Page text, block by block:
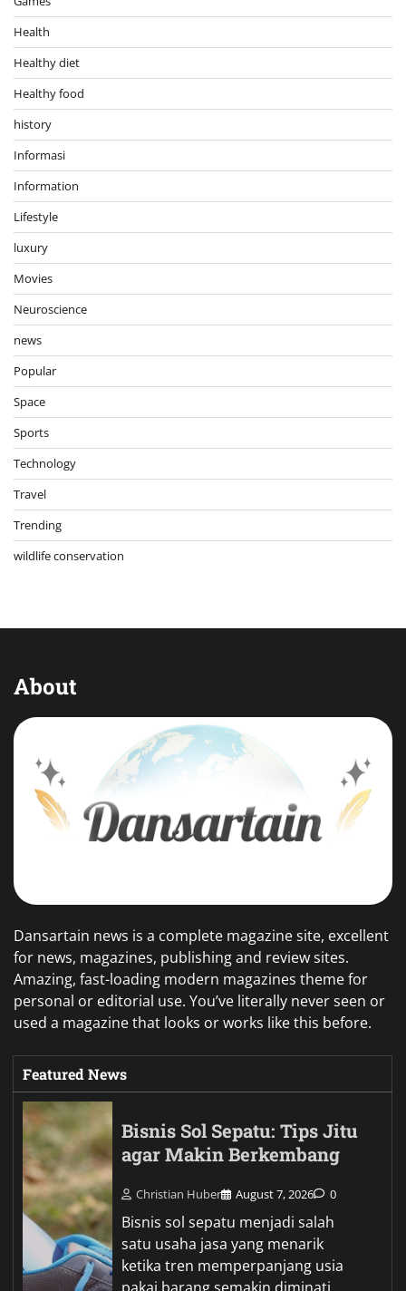
Health
Healthy diet
Healthy food
history
Informasi
Information
Lifestyle
luxury
Movies
Neuroscience
news
Popular
Space
Sports
Technology
Travel
Trending
wildlife conservation
About
Dansartain news is a complete magazine site, excellent
for news, magazines, publishing and review sites.
Amazing, fast-loading modern magazines theme for
personal or editorial use. You’ve literally never seen or
used a magazine that looks or works like this before.
Featured News
Bisnis Sol Sepatu: Tips Jitu
agar Makin Berkembang
Christian Huber August 7, 2026 0
Bisnis sol sepatu menjadi salah
satu usaha jasa yang menarik
ketika tren memperpanjang usia